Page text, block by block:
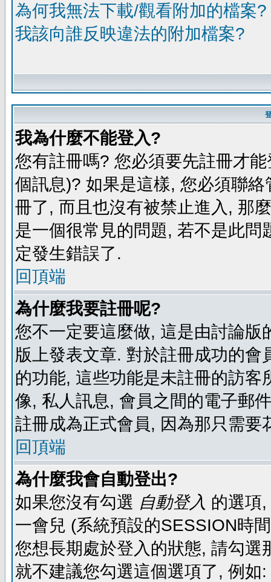
為何我無法下載/觀看附加的檔案?
我該向誰反映違法的附加檔案?
我為什麼不能登入?
您有註冊嗎? 您必須要先註冊才
個訊息)? 如果是這樣, 您必須聯
冊了, 而且也沒有被禁止進入, 那
是一個很常見的問題, 若不是此
定發生錯誤了.
回頂端
為什麼我要註冊呢?
您不一定要這麼做, 這是由討論
版上發表文章. 對於註冊成功的
的功能, 這些功能是未註冊的訪
像, 私人訊息, 會員之間的電子郵
註冊成為正式會員, 因為那只需要
回頂端
為什麼我會自動登出?
如果您沒有勾選 自動登入 的選項
一會兒 (系統預設的SESSION時
您想長期處於登入的狀態, 請勾
就不建議您勾選這個選項了, 例